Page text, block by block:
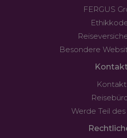
FERGUS
Besondere
Kontakt
Kontakt
Werde Teil